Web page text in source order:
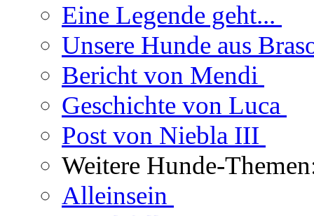
Eine Legende geht...
Unsere Hunde aus
Bericht von Mendi
Geschichte von Luca
Post von Niebla III
Weitere Hunde-
Alleinsein